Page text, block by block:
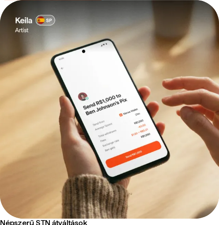
Népszerű STN átváltások